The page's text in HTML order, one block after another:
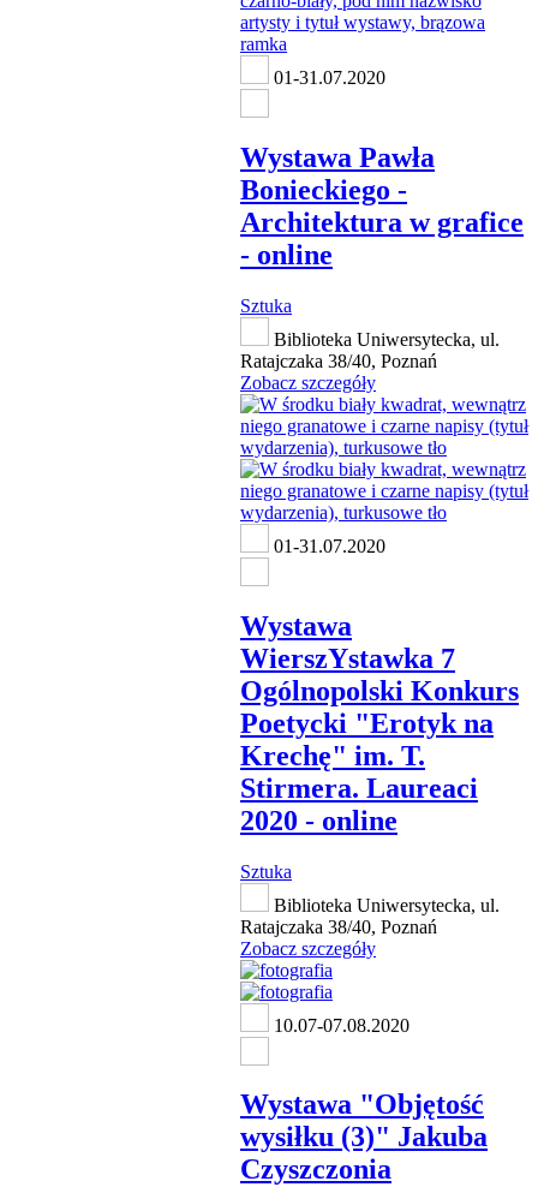
01-31.07.2020
Wystawa Pawła
Bonieckiego -
Architektura w grafice
- online
Sztuka
Biblioteka Uniwersytecka, ul.
Ratajczaka 38/40, Poznań
Zobacz szczegóły
01-31.07.2020
Wystawa
WierszYstawka 7
Ogólnopolski Konkurs
Poetycki "Erotyk na
Krechę" im. T.
Stirmera. Laureaci
2020 - online
Sztuka
Biblioteka Uniwersytecka, ul.
Ratajczaka 38/40, Poznań
Zobacz szczegóły
10.07-07.08.2020
Wystawa "Objętość
wysiłku (3)" Jakuba
Czyszczonia